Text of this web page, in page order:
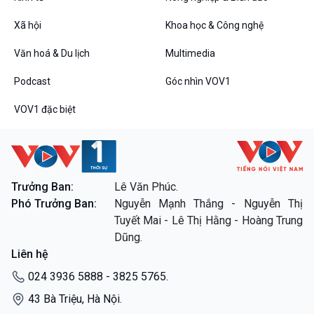
Chuyển đổi Xanh
Tài nguyên và Môi trường
Xã hội chuyển động
Sống chung với biến đổi
khí hậu
Tin Văn hoá & Du lịch
Chát với người nổi tiếng
Câu chuyện Thể thao
Infographic
E-Magazine
Góc nhìn VOV1
Xã hội Khoa học & Công nghệ
Văn hoá & Du lịch Multimedia
Podcast Góc nhìn VOV1
VOV1 đặc biệt
Trưởng Ban:
Lê Văn Phúc.
Phó Trưởng Ban:
Nguyễn Mạnh Thắng - Nguyễn Thị
Tuyết Mai - Lê Thị Hằng - Hoàng Trung
Dũng.
Liên hệ
024 3936 5888 - 3825 5765.
43 Bà Triệu, Hà Nội.